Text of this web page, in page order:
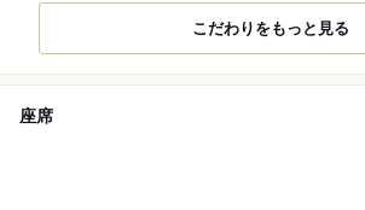
こだわりをもっと見る
座席